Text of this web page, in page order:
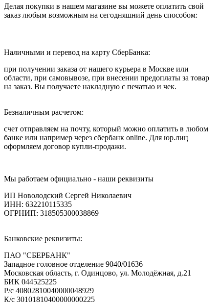
Делая покупки в нашем магазине вы можете оплатить свой
заказ любым возможным на сегодняшний день способом:
Наличными и перевод на карту СберБанка:
при получении заказа от нашего курьера в Москве или
области, при самовывозе, при внесении предоплаты за товар
на заказ. Вы получаете накладную с печатью и чек.
Безналичным расчетом:
счет отправляем на почту, который можно оплатить в любом
банке или например через сбербанк online. Для юр.лиц
оформляем договор купли-продажи.
Мы работаем официально - наши реквизиты
ИП Новолодский Сергей Николаевич
ИНН: 632210115335
ОГРНИП: 318505300038869
Банковские реквизиты:
ПАО "СБЕРБАНК"
Западное головное отделение 9040/01636
Московская область, г. Одинцово, ул. Молодёжная, д.21
БИК 044525225
Р/с 40802810040000048929
К/с 30101810400000000225